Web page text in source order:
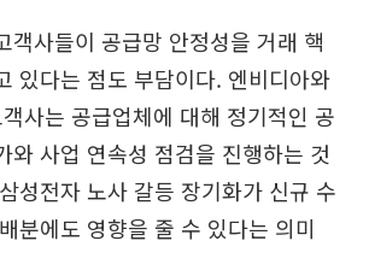
객사들이 공급망 안정성을 거래 핵
있다는 점도 부담이다. 엔비디아와
사는 공급업체에 대해 정기적인 공
와 사업 연속성 점검을 진행하는 것
성전자 노사 갈등 장기화가 신규 수
분에도 영향을 줄 수 있다는 의미